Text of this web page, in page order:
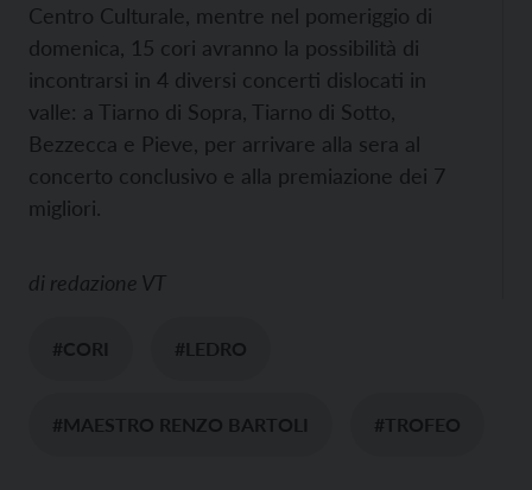
Centro Culturale, mentre nel pomeriggio di
domenica, 15 cori avranno la possibilità di
incontrarsi in 4 diversi concerti dislocati in
valle: a Tiarno di Sopra, Tiarno di Sotto,
Bezzecca e Pieve, per arrivare alla sera al
concerto conclusivo e alla premiazione dei 7
migliori.
di redazione VT
#CORI #LEDRO
#MAESTRO RENZO BARTOLI #TROFEO